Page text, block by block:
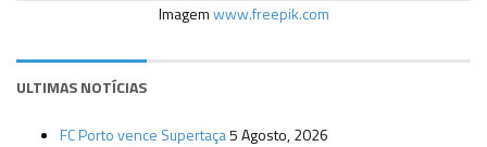
Imagemwww.freepik.com
ULTIMAS NOTÍCIAS
FC Porto vence Supertaça5 Agosto, 2026